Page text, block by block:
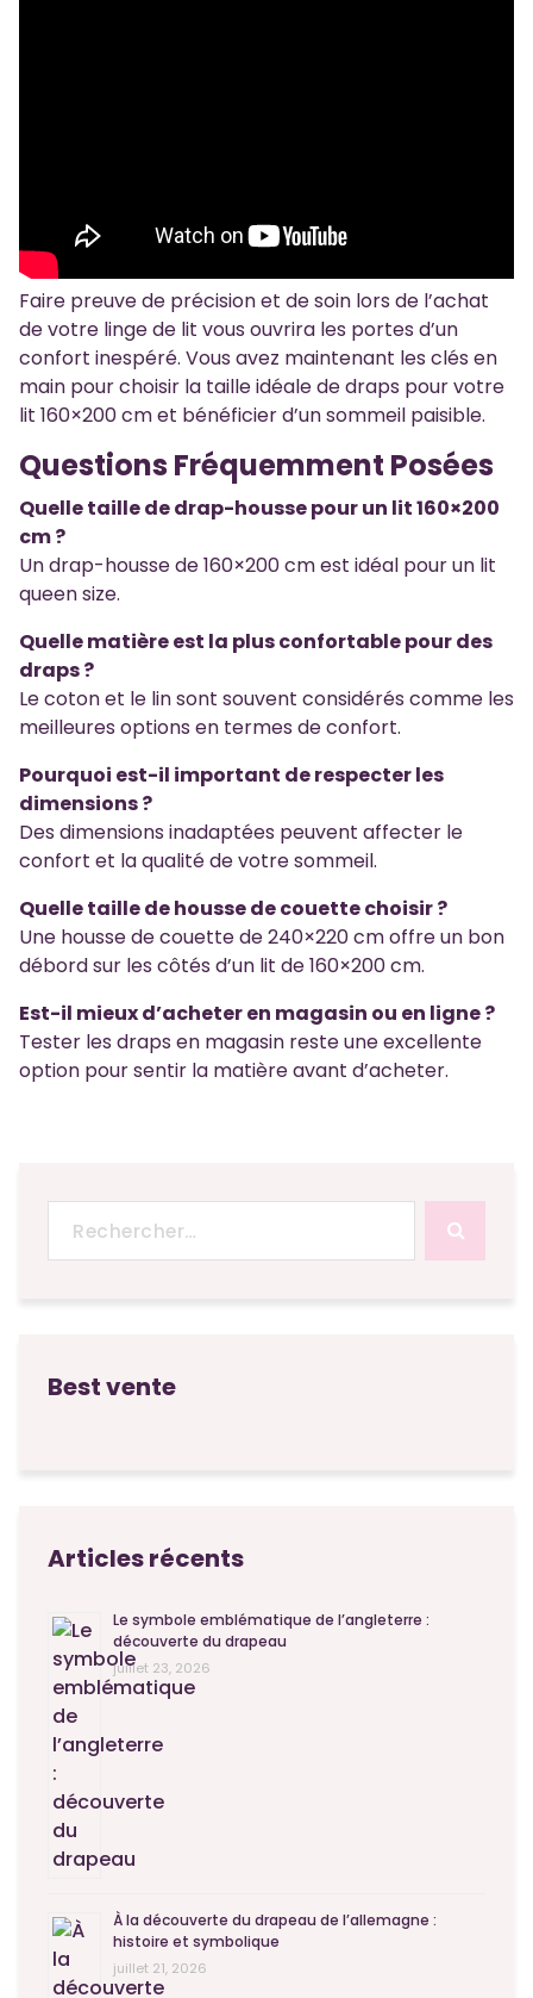
Faire preuve de précision et de soin lors de l’achat
de votre linge de lit vous ouvrira les portes d’un
confort inespéré. Vous avez maintenant les clés en
main pour choisir la taille idéale de draps pour votre
lit 160×200 cm et bénéficier d’un sommeil paisible.
Questions Fréquemment Posées
Quelle taille de drap-housse pour un lit 160×200
cm ?
Un drap-housse de 160×200 cm est idéal pour un lit
queen size.
Quelle matière est la plus confortable pour des
draps ?
Le coton et le lin sont souvent considérés comme les
meilleures options en termes de confort.
Pourquoi est-il important de respecter les
dimensions ?
Des dimensions inadaptées peuvent affecter le
confort et la qualité de votre sommeil.
Quelle taille de housse de couette choisir ?
Une housse de couette de 240×220 cm offre un bon
débord sur les côtés d’un lit de 160×200 cm.
Est-il mieux d’acheter en magasin ou en ligne ?
Tester les draps en magasin reste une excellente
option pour sentir la matière avant d’acheter.
pour :
Best vente
Articles récents
Le symbole emblématique de l’angleterre :
découverte du drapeau
juillet 23, 2026
À la découverte du drapeau de l’allemagne :
histoire et symbolique
juillet 21, 2026